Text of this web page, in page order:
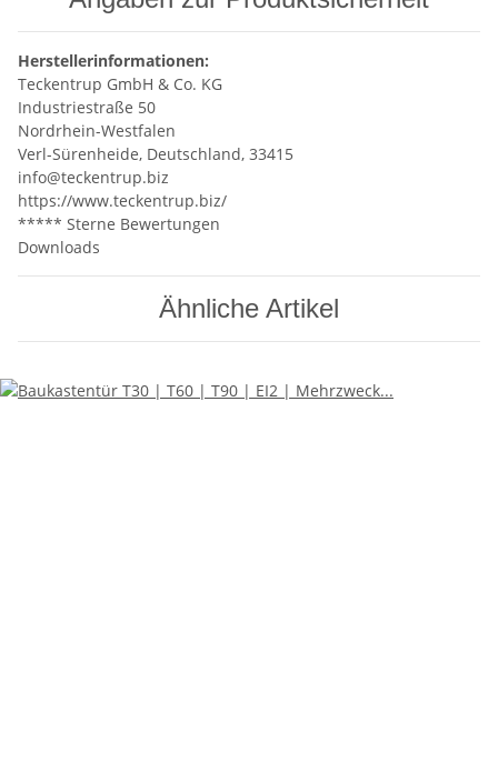
Herstellerinformationen:
Teckentrup GmbH & Co. KG
Industriestraße 50
Nordrhein-Westfalen
Verl-Sürenheide, Deutschland, 33415
info@teckentrup.biz
https://www.teckentrup.biz/
***** Sterne Bewertungen
Downloads
Ähnliche Artikel